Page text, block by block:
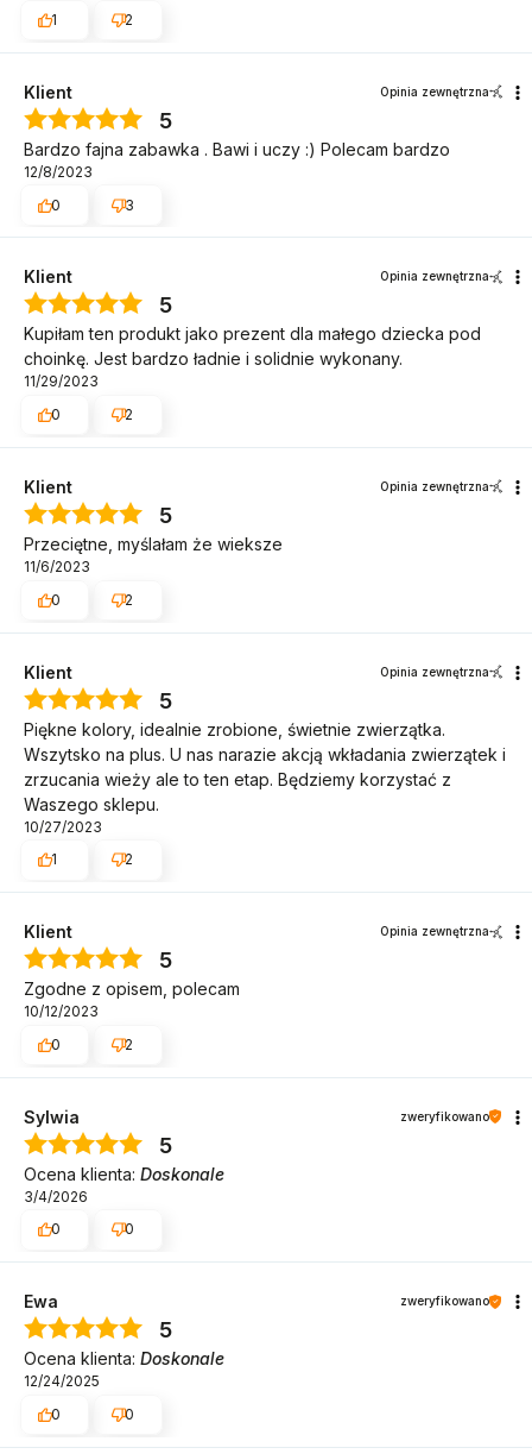
1
2
Klient Opinia zewnętrzna
5
Bardzo fajna zabawka . Bawi i uczy :) Polecam bardzo
12/8/2023
0
3
Klient Opinia zewnętrzna
5
Kupiłam ten produkt jako prezent dla małego dziecka pod
choinkę. Jest bardzo ładnie i solidnie wykonany.
11/29/2023
0
2
Klient Opinia zewnętrzna
5
Przeciętne, myślałam że wieksze
11/6/2023
0
2
Klient Opinia zewnętrzna
5
Piękne kolory, idealnie zrobione, świetnie zwierzątka.
Wszytsko na plus. U nas narazie akcją wkładania zwierzątek i
zrzucania wieży ale to ten etap. Będziemy korzystać z
Waszego sklepu.
10/27/2023
1
2
Klient Opinia zewnętrzna
5
Zgodne z opisem, polecam
10/12/2023
0
2
Sylwia zweryfikowano
5
Ocena klienta: Doskonale
3/4/2026
0
0
Ewa zweryfikowano
5
Ocena klienta: Doskonale
12/24/2025
0
0